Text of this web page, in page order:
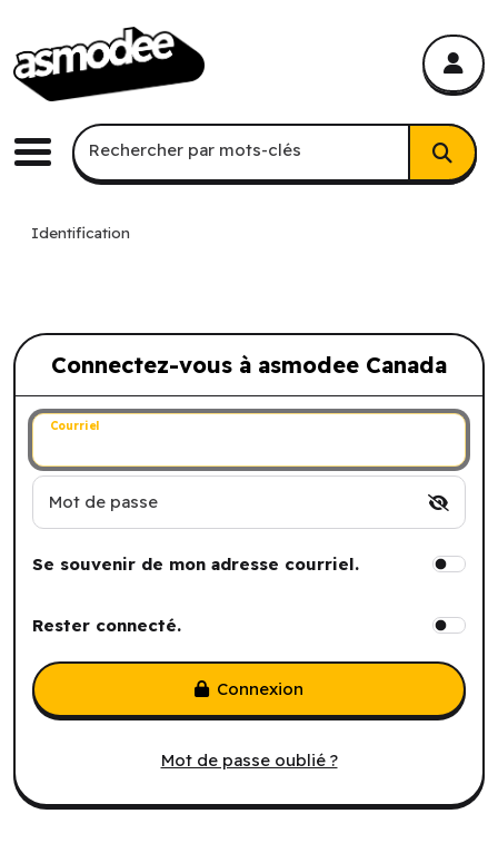
Menu
Recherche par mots-clés
Rechercher par mots-clés
Identification
Connectez-vous à asmodee Canada
Connectez-vous à asmodee Canada
Courriel
Mot de passe
Se souvenir de mon adresse courriel.
Rester connecté.
Mot de passe oublié ?
Connexion